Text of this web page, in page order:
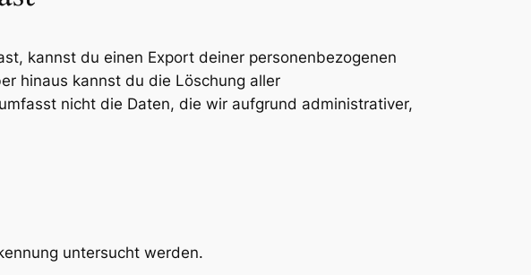
kannst du einen Export deiner personenbezogenen
hinaus kannst du die Löschung aller
nicht die Daten, die wir aufgrund administrativer,
untersucht werden.